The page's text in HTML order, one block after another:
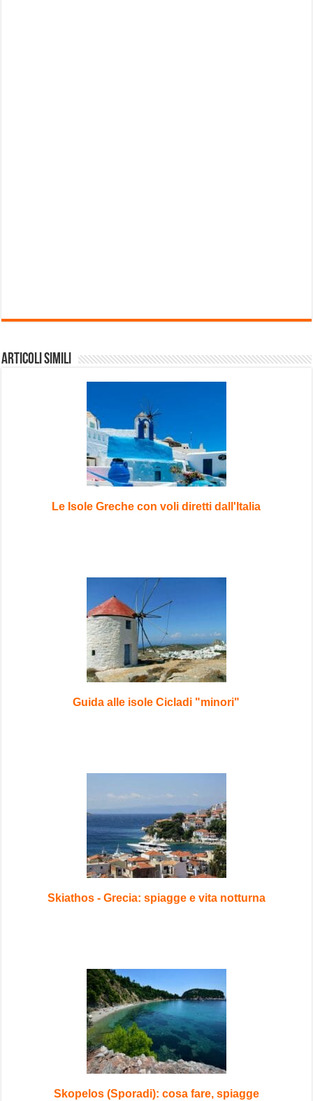
Articoli Simili
Le Isole Greche con voli diretti dall'Italia
Guida alle isole Cicladi "minori"
Skiathos - Grecia: spiagge e vita notturna
Skopelos (Sporadi): cosa fare, spiagge